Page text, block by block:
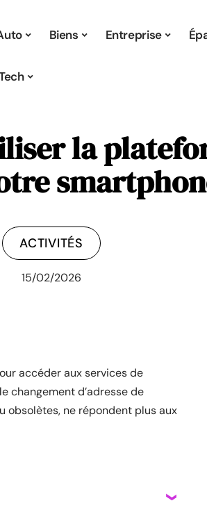
Biens Entreprise
la
ACTIVITÉS
15/02/2026
accéder aux services de
changement d’adresse de
obsolètes, ne répondent plus aux